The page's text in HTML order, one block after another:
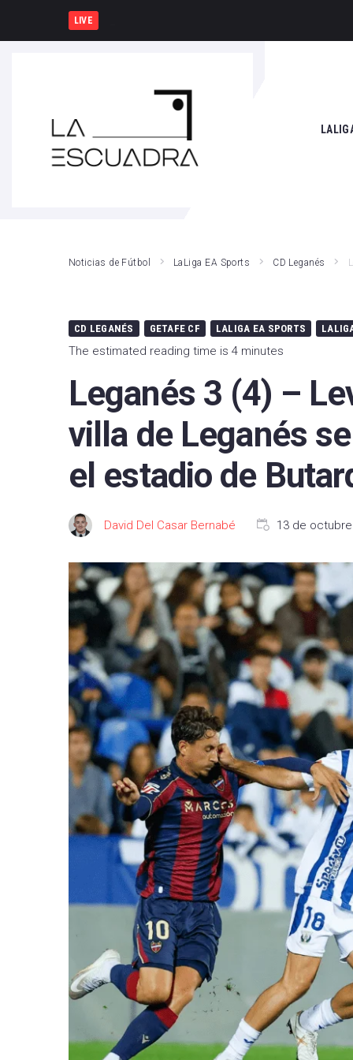
LIVE
Real
Real
UD
CD
RCD
Real
Noticias de Fútbol LaLiga EA Sports CD Leganés
CD LEGANÉS GETAFE CF LALIGA EA SPORTS
The estimated reading time is 4 minutes
Leganés 3 (4) –
villa de Leganés
el estadio de
David Del Casar Bernabé 13 de
SEARCH THIS WEBSITE